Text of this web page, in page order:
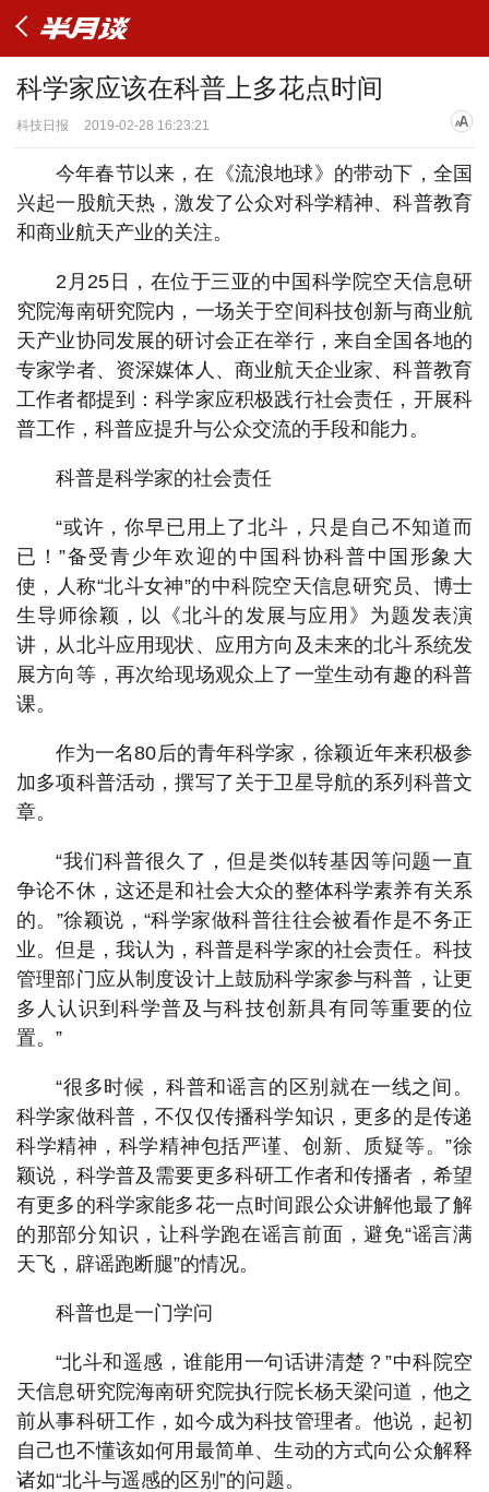
科学家应该在科普上多花点时间
科技日报 2019-02-28 16:23:21
今年春节以来，在《流浪地球》的带动下，全国
兴起一股航天热，激发了公众对科学精神、科普教育
和商业航天产业的关注。
2月25日，在位于三亚的中国科学院空天信息研
究院海南研究院内，一场关于空间科技创新与商业航
天产业协同发展的研讨会正在举行，来自全国各地的
专家学者、资深媒体人、商业航天企业家、科普教育
工作者都提到：科学家应积极践行社会责任，开展科
普工作，科普应提升与公众交流的手段和能力。
科普是科学家的社会责任
“或许，你早已用上了北斗，只是自己不知道而
已！”备受青少年欢迎的中国科协科普中国形象大
使，人称“北斗女神”的中科院空天信息研究员、博士
生导师徐颖，以《北斗的发展与应用》为题发表演
讲，从北斗应用现状、应用方向及未来的北斗系统发
展方向等，再次给现场观众上了一堂生动有趣的科普
课。
作为一名80后的青年科学家，徐颖近年来积极参
加多项科普活动，撰写了关于卫星导航的系列科普文
章。
“我们科普很久了，但是类似转基因等问题一直
争论不休，这还是和社会大众的整体科学素养有关系
的。”徐颖说，“科学家做科普往往会被看作是不务正
业。但是，我认为，科普是科学家的社会责任。科技
管理部门应从制度设计上鼓励科学家参与科普，让更
多人认识到科学普及与科技创新具有同等重要的位
置。”
“很多时候，科普和谣言的区别就在一线之间。
科学家做科普，不仅仅传播科学知识，更多的是传递
科学精神，科学精神包括严谨、创新、质疑等。”徐
颖说，科学普及需要更多科研工作者和传播者，希望
有更多的科学家能多花一点时间跟公众讲解他最了解
的那部分知识，让科学跑在谣言前面，避免“谣言满
天飞，辟谣跑断腿”的情况。
科普也是一门学问
“北斗和遥感，谁能用一句话讲清楚？”中科院空
天信息研究院海南研究院执行院长杨天梁问道，他之
前从事科研工作，如今成为科技管理者。他说，起初
自己也不懂该如何用最简单、生动的方式向公众解释
诸如“北斗与遥感的区别”的问题。